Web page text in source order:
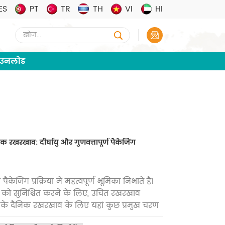
PT TR TH VI HI
दीर्घायु और गुणवत्तापूर्ण पैकेजिंग
प्रक्रिया में महत्वपूर्ण भूमिका निभाते हैं।
को सुनिश्चित करने के लिए, उचित रखरखाव
के दैनिक रखरखाव के लिए यहां कुछ प्रमुख चरण
कार्यशील स्थिति में रखने के लिए नियमित